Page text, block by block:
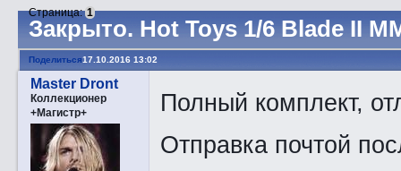
Закрытo. Hot Toys 1/6 Blade II
Страница:1
Поделиться17.10.2016 13:02
Master Dront
Коллекционер
+Магистр+
Полный комплект,
Отправка почтой